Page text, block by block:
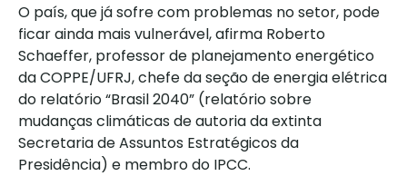
O país, que já sofre com problemas no setor, pode
ficar ainda mais vulnerável, afirma Roberto
Schaeffer, professor de planejamento energético
da COPPE/UFRJ, chefe da seção de energia elétrica
do relatório “Brasil 2040” (relatório sobre
mudanças climáticas de autoria da extinta
Secretaria de Assuntos Estratégicos da
Presidência) e membro do IPCC.